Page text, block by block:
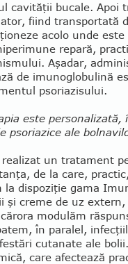
cavităţii bucale. Apoi
fiind transportată
acolo unde
repară,
Aşa­dar,
de imunoglobulină
psoria­zisului.
este
psoriazice ale
un tratament
de la care,
la dispoziţie gama
şi creme de uz
modulăm
în paralel,
cutanate ale
care afectează